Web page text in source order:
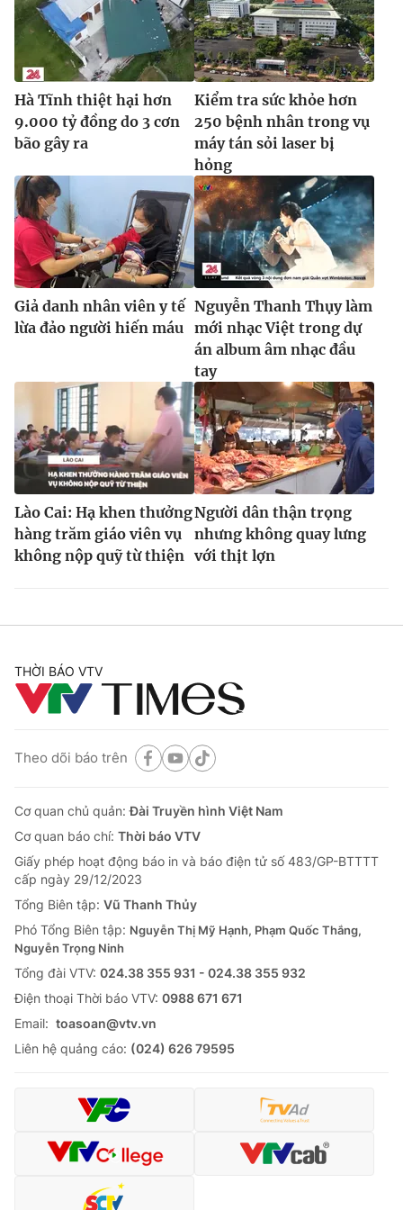
Ðiện thoại Thời báo VTV:024.66 897 897
Email:toasoan@vtv.vn
Liên hệ quảng cáo:024-7300.7108
® Cấm sao chép dưới mọi hình thức nếu không có sự chấp
thuận bằng văn bản. Ghi rõ nguồn VTV.vn khi phát hành lại
Hà Tĩnh thiệt hại hơn
9.000 tỷ đồng do 3 cơn
bão gây ra
Kiểm tra sức khỏe hơn
250 bệnh nhân trong vụ
máy tán sỏi laser bị
hỏng
Giả danh nhân viên y tế
lừa đảo người hiến máu
Nguyễn Thanh Thụy làm
mới nhạc Việt trong dự
án album âm nhạc đầu
tay
Lào Cai: Hạ khen thưởng
hàng trăm giáo viên vụ
không nộp quỹ từ thiện
Người dân thận trọng
nhưng không quay lưng
với thịt lợn
THỜI BÁO VTV
Theo dõi báo trên
Cơ quan chủ quản:Đài Truyền hình Việt Nam
Cơ quan báo chí: Thời báo VTV
Giấy phép hoạt động báo in và báo điện tử số 483/GP-BTTTT
cấp ngày 29/12/2023
Tổng Biên tập: Vũ Thanh Thủy
Phó Tổng Biên tập: Nguyễn Thị Mỹ Hạnh, Phạm Quốc Thắng,
Nguyễn Trọng Ninh
Tổng đài VTV: 024.38 355 931 - 024.38 355 932
Ðiện thoại Thời báo VTV: 0988 671 671
Email: toasoan@vtv.vn
Liên hệ quảng cáo: (024) 626 79595